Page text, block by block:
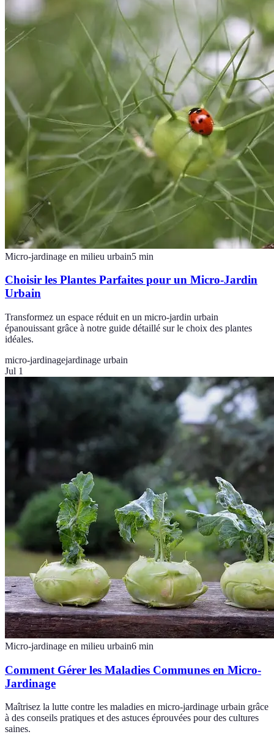
Micro-jardinage en milieu urbain5 min
Choisir les Plantes Parfaites pour un Micro-Jardin
Urbain
Transformez un espace réduit en un micro-jardin urbain
épanouissant grâce à notre guide détaillé sur le choix des plantes
idéales.
micro-jardinagejardinage urbain
Jul 1
Micro-jardinage en milieu urbain6 min
Comment Gérer les Maladies Communes en Micro-
Jardinage
Maîtrisez la lutte contre les maladies en micro-jardinage urbain grâce
à des conseils pratiques et des astuces éprouvées pour des cultures
saines.